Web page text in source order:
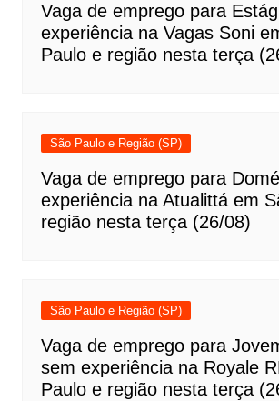
Vaga de emprego para
experiência na Vagas Soni
Paulo e região nesta terça
São Paulo e Região (SP)
Vaga de emprego para
experiência na Atualittá em
região nesta terça (26/08)
São Paulo e Região (SP)
Vaga de emprego para
sem experiência na Royale
Paulo e região nesta terça